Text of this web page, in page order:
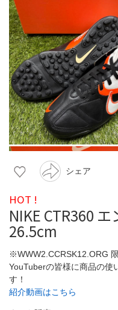
シェア
HOT !
NIKE CTR360
26.5cm
※WWW2.CCRSK12.ORG
YouTuberの皆様に商品の使
す！
紹介動画はこちら